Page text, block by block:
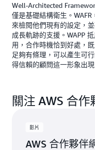
Well-Architected
僅是基礎結構衛生。
來檢閱他們現有的設定，
成長軌跡的支援。WAPP
用，合作時機恰到好處，
足夠有條理，可以產生可
得信賴的顧問這一形象出
關注 AWS 合作
影片
AWS 合作夥伴